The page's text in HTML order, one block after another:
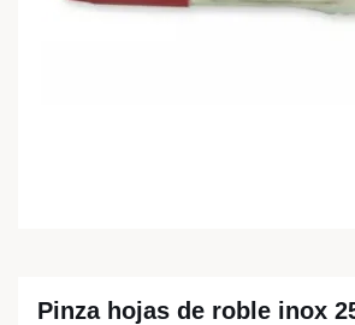
Pinza hojas de roble inox